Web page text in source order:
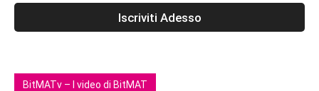
BitMATv – I video di BitMAT